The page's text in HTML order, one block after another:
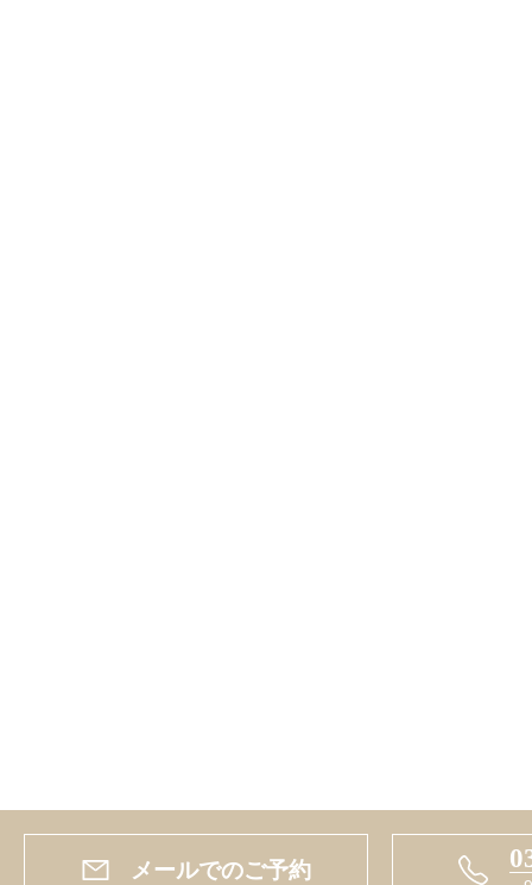
メールでのご予約